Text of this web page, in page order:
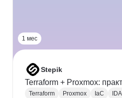
1 мес
Stepik
Terraform + Proxmox:
Terraform Proxmox IaC